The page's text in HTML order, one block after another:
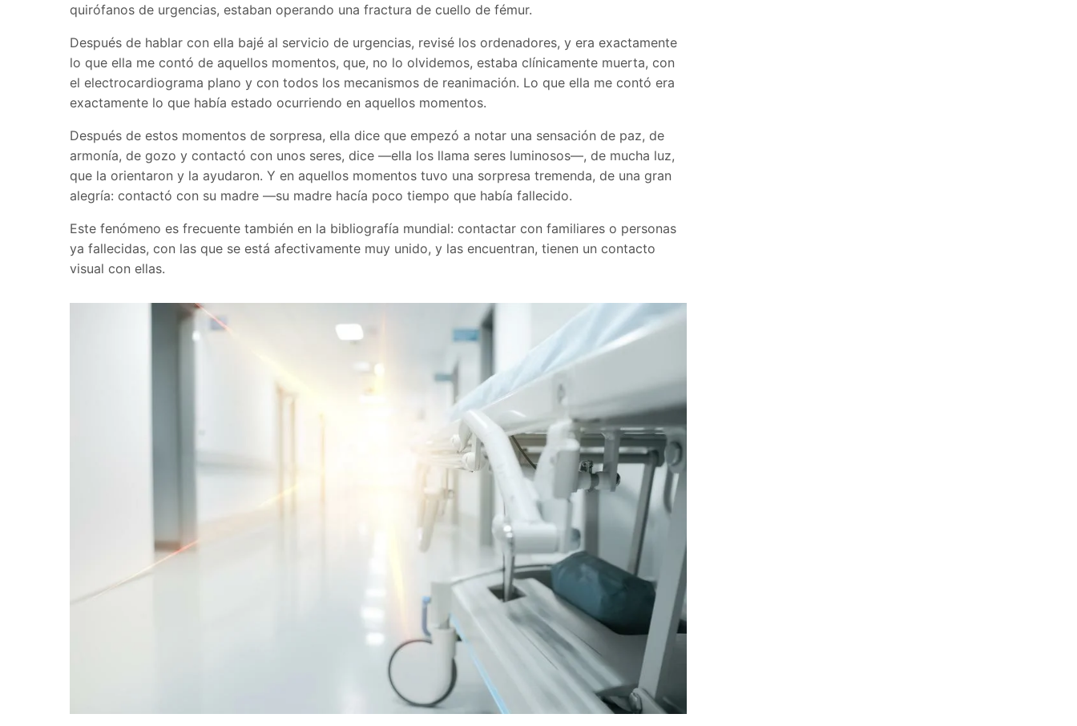
quirófanos de urgencias, estaban operando una fractura de cuello de fémur.
Después de hablar con ella bajé al servicio de urgencias, revisé los ordenadores, y era exactamente
lo que ella me contó de aquellos momentos, que, no lo olvidemos, estaba clínicamente muerta, con
el electrocardiograma plano y con todos los mecanismos de reanimación. Lo que ella me contó era
exactamente lo que había estado ocurriendo en aquellos momentos.
Después de estos momentos de sorpresa, ella dice que empezó a notar una sensación de paz, de
armonía, de gozo y contactó con unos seres, dice —ella los llama seres luminosos—, de mucha luz,
que la orientaron y la ayudaron. Y en aquellos momentos tuvo una sorpresa tremenda, de una gran
alegría: contactó con su madre —su madre hacía poco tiempo que había fallecido.
Este fenómeno es frecuente también en la bibliografía mundial: contactar con familiares o personas
ya fallecidas, con las que se está afectivamente muy unido, y las encuentran, tienen un contacto
visual con ellas.